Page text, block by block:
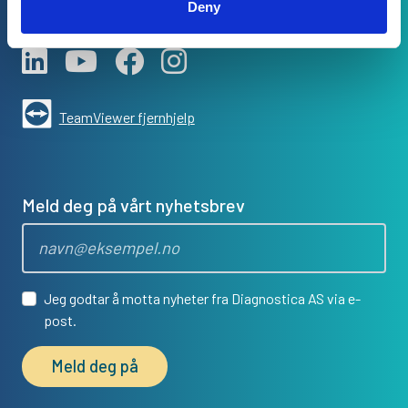
Deny
TeamViewer fjernhjelp
Meld deg på vårt nyhetsbrev
Jeg godtar å motta nyheter fra Diagnostica AS via e-
post.